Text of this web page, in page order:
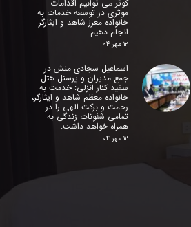
کوثر می توانیم اقدامات
موثری در توسعه خدمات به
خانواده معزز شاهد و ایثارگر
انجام دهیم
۱۲ مهر ۰۴
اسماعیل سجادی منش در
جمع مدیران و پرسنل هتل
سفید کنار انزلی: خدمت به
خانواده معظم شاهد و ایثارگر،
رحمت و برکت الهی را در
تمامی شئونات زندگی به
همراه خواهد داشت.
۱۲ مهر ۰۴